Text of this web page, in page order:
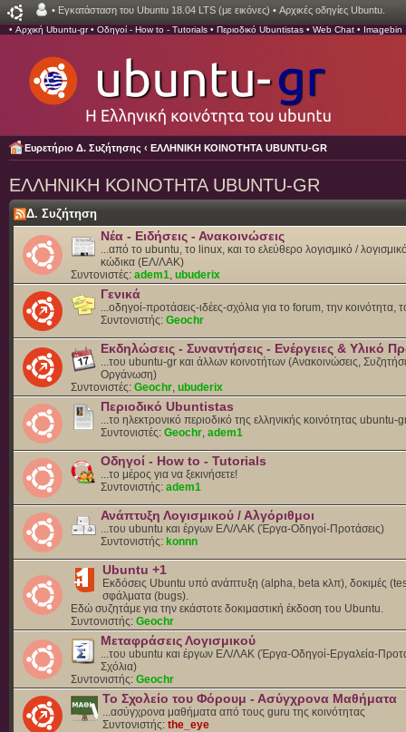
• Εγκατάσταση του Ubuntu 18.04 LTS (με εικόνες) • Αρχικές οδηγίες Ubuntu.
• Αρχική Ubuntu-gr• Οδηγοί - How to - Tutorials • Περιοδικό Ubuntistas • Web Chat • Imagebin
Ευρετήριο Δ. Συζήτησης ‹ ΕΛΛΗΝΙΚΗ ΚΟΙΝΟΤΗΤΑ UBUNTU-GR
ΕΛΛΗΝΙΚΗ ΚΟΙΝΟΤΗΤΑ UBUNTU-GR
Δ. Συζήτηση
Νέα - Ειδήσεις - Ανακοινώσεις
...από το ubuntu, το linux, και το ελεύθερο λογισμικό /
κώδικα (ΕΛ/ΛΑΚ)
Συντονιστές: adem1, ubuderix
Γενικά
...οδηγοί-προτάσεις-ιδέες-σχόλια για το forum, την κοινότητα,
Συντονιστής: Geochr
Εκδηλώσεις - Συναντήσεις - Ενέργειες & Υλικό
...του ubuntu-gr και άλλων κοινοτήτων (Ανακοινώσεις,
Οργάνωση)
Συντονιστές: Geochr, ubuderix
Περιοδικό Ubuntistas
...το ηλεκτρονικό περιοδικό της ελληνικής κοινότητας ubuntu-
Συντονιστές: Geochr, adem1
Οδηγοί - How to - Tutorials
...το μέρος για να ξεκινήσετε!
Συντονιστής: adem1
Ανάπτυξη Λογισμικού / Αλγόριθμοι
...του ubuntu και έργων ΕΛ/ΛΑΚ (Έργα-Οδηγοί-Προτάσεις)
Συντονιστής: konnn
Ubuntu +1
Εκδόσεις Ubuntu υπό ανάπτυξη (alpha, beta κλπ), δοκιμές
σφάλματα (bugs).
Eδώ συζητάμε για την εκάστοτε δοκιμαστική έκδοση του Ubuntu.
Συντονιστής: Geochr
Μεταφράσεις Λογισμικού
...του ubuntu και έργων ΕΛ/ΛΑΚ (Έργα-Οδηγοί-Εργαλεία-
Σχόλια)
Συντονιστής: Geochr
Το Σχολείο του Φόρουμ - Ασύγχρονα Μαθήματα
...ασύγχρονα μαθήματα από τους guru της κοινότητας
Συντονιστής: the_eye